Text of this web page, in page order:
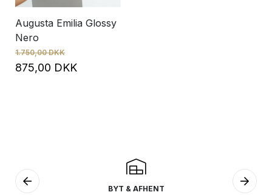
Augusta Emilia Glossy
Nero
1.750,00 DKK
875,00 DKK
BYT & AFHENT